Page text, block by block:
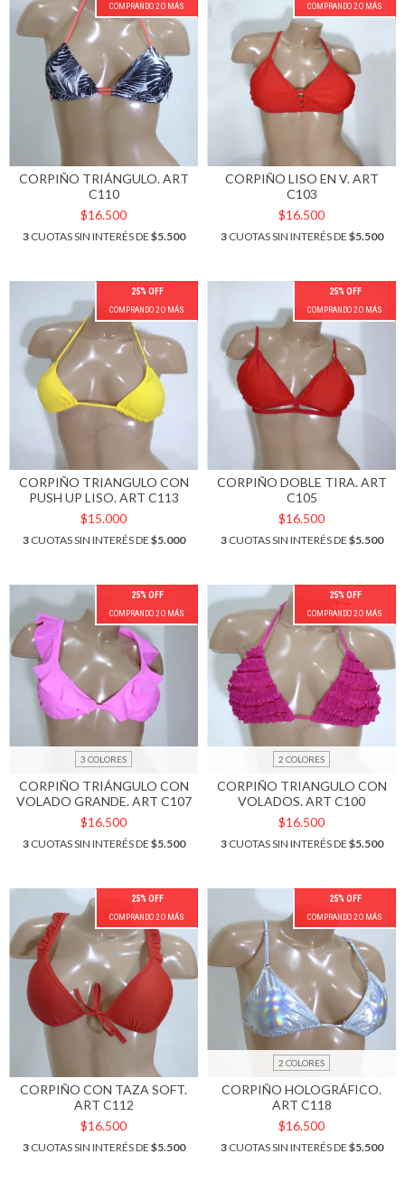
COMPRANDO 2 O MÁS
CORPIÑO TRIÁNGULO. ART
C110
$16.500
3CUOTAS SIN INTERÉS DE $5.500
COMPRANDO 2 O MÁS
CORPIÑO LISO EN V. ART
C103
$16.500
3CUOTAS SIN INTERÉS DE $5.500
25% OFF
COMPRANDO 2 O MÁS
CORPIÑO TRIANGULO CON
PUSH UP LISO. ART C113
$15.000
3CUOTAS SIN INTERÉS DE $5.000
25% OFF
COMPRANDO 2 O MÁS
CORPIÑO DOBLE TIRA. ART
C105
$16.500
3CUOTAS SIN INTERÉS DE $5.500
25% OFF
COMPRANDO 2 O MÁS
3 COLORES
CORPIÑO TRIÁNGULO CON
VOLADO GRANDE. ART C107
$16.500
3CUOTAS SIN INTERÉS DE $5.500
25% OFF
COMPRANDO 2 O MÁS
2 COLORES
CORPIÑO TRIANGULO CON
VOLADOS. ART C100
$16.500
3CUOTAS SIN INTERÉS DE $5.500
25% OFF
COMPRANDO 2 O MÁS
CORPIÑO CON TAZA SOFT.
ART C112
$16.500
3CUOTAS SIN INTERÉS DE $5.500
25% OFF
COMPRANDO 2 O MÁS
2 COLORES
CORPIÑO HOLOGRÁFICO.
ART C118
$16.500
3CUOTAS SIN INTERÉS DE $5.500